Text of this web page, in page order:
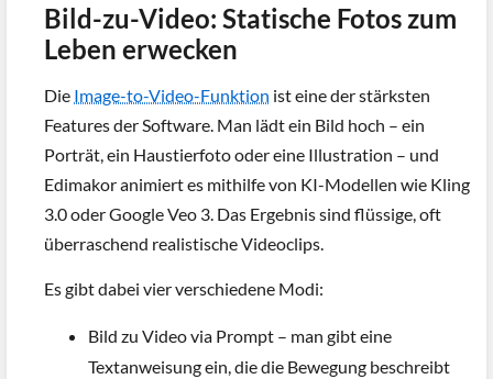
Bild-zu-Video: Statische Fotos zum
Leben erwecken
Die Image-to-Video-Funktion ist eine der stärksten
Features der Software. Man lädt ein Bild hoch – ein
Porträt, ein Haustierfoto oder eine Illustration – und
Edimakor animiert es mithilfe von KI-Modellen wie Kling
3.0 oder Google Veo 3. Das Ergebnis sind flüssige, oft
überraschend realistische Videoclips.
Es gibt dabei vier verschiedene Modi:
Bild zu Video via Prompt – man gibt eine
Textanweisung ein, die die Bewegung beschreibt